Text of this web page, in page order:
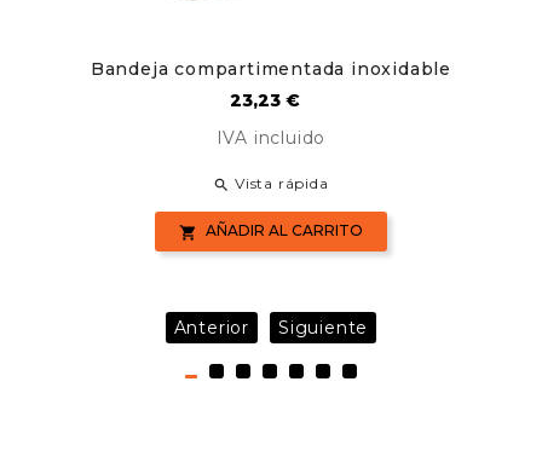
Bandeja compartimentada inoxidable
Precio
23,23 €
IVA incluido
 Vista rápida
 AÑADIR AL CARRITO
Anterior Siguiente